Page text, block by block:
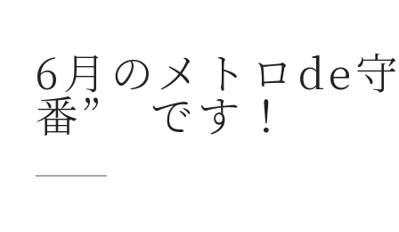
2026年07月23日
6月のメトロde
番” です！